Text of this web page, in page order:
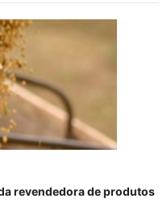
revendedora de produtos